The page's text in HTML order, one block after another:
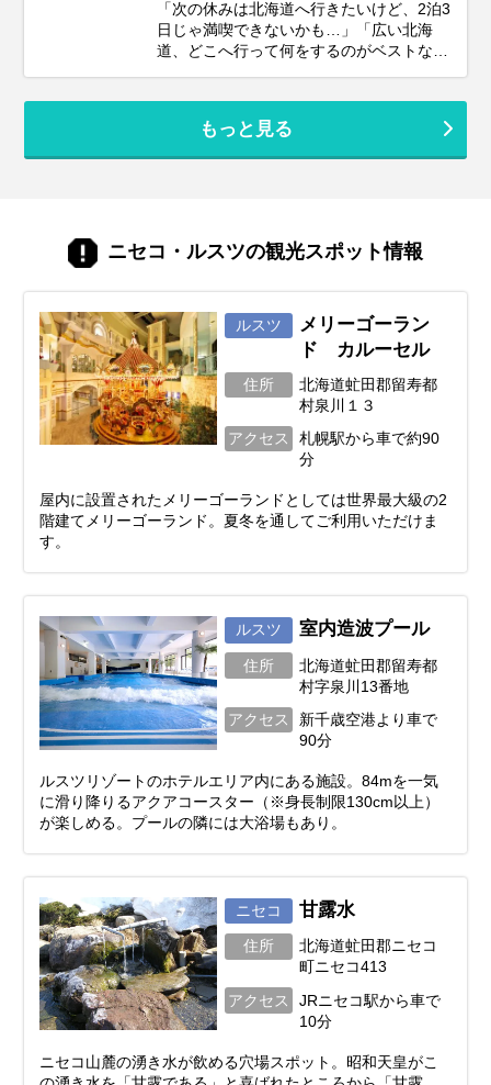
対喜ぶおすすめスポット＆アクティビテ
ィ、ホテル選びの秘訣、そしてあると便利
な持ち物や注意点まで、パパママ目線で徹
「次の休みは北海道へ行きたいけど、2泊3
日じゃ満喫できないかも…」「広い北海
道、どこへ行って何をするのがベストな
をたっぷり楽しむことは可能です！この記
事では、忙しいあなたのために、2泊3日の
届けします。あなただけの特別な北海道旅
行を実現するためのヒントを見つけて、最
もっと見る
ニセコ・ルスツの観光スポット情報
ルスツ
メリーゴーラン
ド カルーセル
住所
北海道虻田郡留寿都
村泉川１３
アクセス
札幌駅から車で約90
分
屋内に設置されたメリーゴーランドとしては世界最大級の2
階建てメリーゴーランド。夏冬を通してご利用いただけま
す。
ルスツ 室内造波プール
住所
北海道虻田郡留寿都
村字泉川13番地
アクセス
新千歳空港より車で
90分
ルスツリゾートのホテルエリア内にある施設。84mを一気
に滑り降りるアクアコースター（※身長制限130cm以上）
が楽しめる。プールの隣には大浴場もあり。
ニセコ 甘露水
住所
北海道虻田郡ニセコ
町ニセコ413
アクセス
JRニセコ駅から車で
10分
ニセコ山麓の湧き水が飲める穴場スポット。昭和天皇がこ